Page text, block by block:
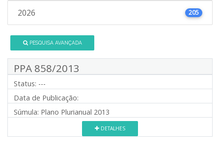
2026 205
PESQUISA AVANÇADA
PPA 858/2013
Status: ---
Data de Publicação:
Súmula: Plano Plurianual 2013
DETALHES